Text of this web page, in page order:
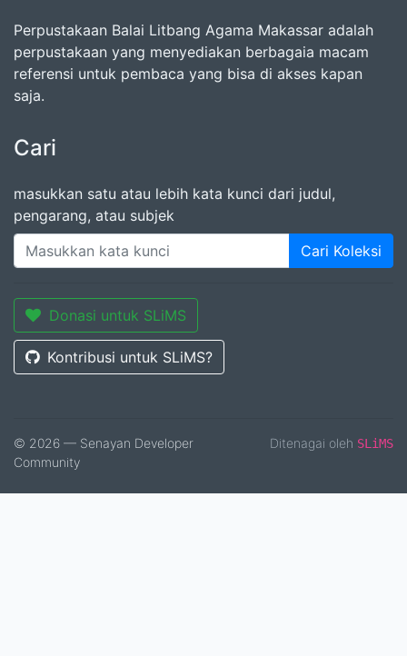
Perpustakaan Balai Litbang Agama Makassar adalah
perpustakaan yang menyediakan berbagaia macam
referensi untuk pembaca yang bisa di akses kapan
saja.
Cari
masukkan satu atau lebih kata kunci dari judul,
pengarang, atau subjek
Cari Koleksi
Donasi untuk SLiMS
Kontribusi untuk SLiMS?
© 2026 — Senayan Developer
Community
Ditenagai oleh SLiMS